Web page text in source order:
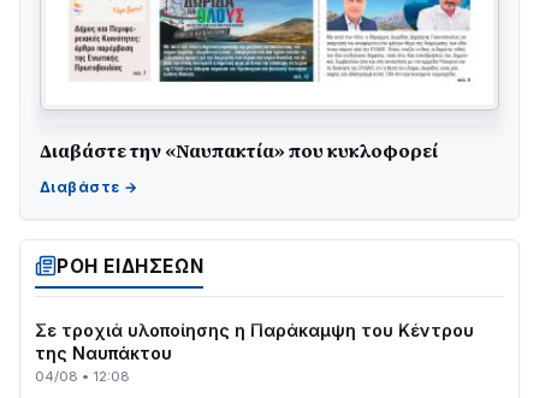
Διαβάστε την «Ναυπακτία» που κυκλοφορεί
ΡΟΗ ΕΙΔΗΣΕΩΝ
ΤΟ ΠΑΡΤΥ ΣΥΝΕΧΙΖΕΤΑΙ…
05/08 • 08:41
04/08 • 19:47
Σε τροχιά υλοποίησης η Παράκαμψη του Κέντρου
της Ναυπάκτου
04/08 • 12:08